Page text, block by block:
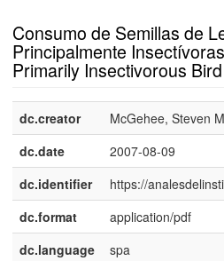
Consumo de Semillas de
Principalmente
Primarily Insectivorous
dc.creator
McGehee, Steven
dc.date
2007-08-09
dc.identifier
https://
dc.format
application/pdf
dc.language
spa